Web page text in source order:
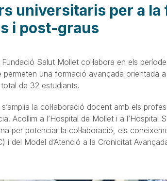
universitaris per a la
i post-graus
Salut Mollet col·labora en els
permeten una formació avançada orientada
de 32 estudiants.
s’amplia la col·laboració docent amb els
Acollim a l’Hospital de Mollet i a l’Hospital
per potenciar la col·laboració, els
i del Model d’Atenció a la Cronicitat